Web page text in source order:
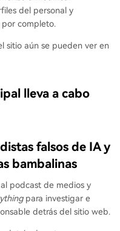
del personal y
completo.
sitio aún se pueden ver en
lleva a cabo
falsos de IA y
bambalinas
podcast de medios y
para investigar e
detrás del sitio web.